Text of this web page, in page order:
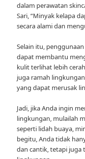
dalam perawatan
Sari, “Minyak kelapa
secara alami dan
Selain itu,
dapat membantu
kulit terlihat lebih
juga ramah
yang dapat merusak
Jadi, jika Anda ingin
lingkungan, mulailah
seperti lidah buaya,
begitu, Anda tidak
dan cantik, tetapi